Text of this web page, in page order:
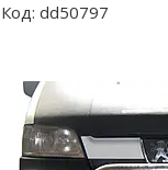
dd50797